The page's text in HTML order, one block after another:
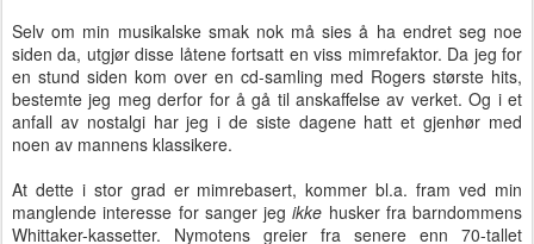
Selv om min musikalske smak nok må sies å ha endret seg noe
siden da, utgjør disse låtene fortsatt en viss mimrefaktor. Da jeg for
en stund siden kom over en cd-samling med Rogers største hits,
bestemte jeg meg derfor for å gå til anskaffelse av verket. Og i et
anfall av nostalgi har jeg i de siste dagene hatt et gjenhør med
noen av mannens klassikere.
At dette i stor grad er mimrebasert, kommer bl.a. fram ved min
manglende interesse for sanger jegikke husker fra barndommens
Whittaker-kassetter. Nymotens greier fra senere enn 70-tallet